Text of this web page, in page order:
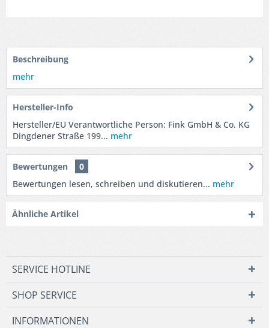
Beschreibung
mehr
Hersteller-Info
Hersteller/EU Verantwortliche Person: Fink GmbH & Co. KG
Dingdener Straße 199... mehr
Bewertungen
0
Bewertungen lesen, schreiben und diskutieren... mehr
Ähnliche Artikel
SERVICE HOTLINE
SHOP SERVICE
INFORMATIONEN